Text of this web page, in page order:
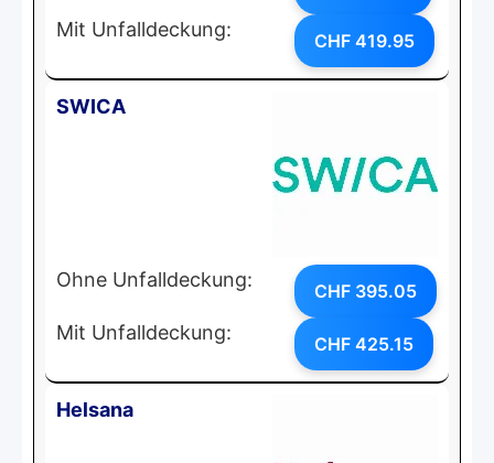
Mit Unfalldeckung: CHF 419.95
SWICA
Ohne Unfalldeckung: CHF 395.05
Mit Unfalldeckung: CHF 425.15
Helsana